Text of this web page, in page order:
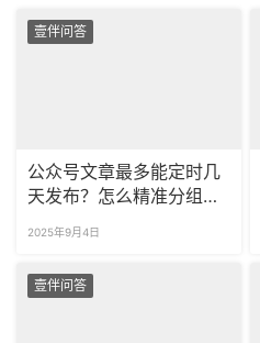
壹伴问答
公众号文章最多能定时几
天发布？怎么精准分组推
2025年9月4日
壹伴问答